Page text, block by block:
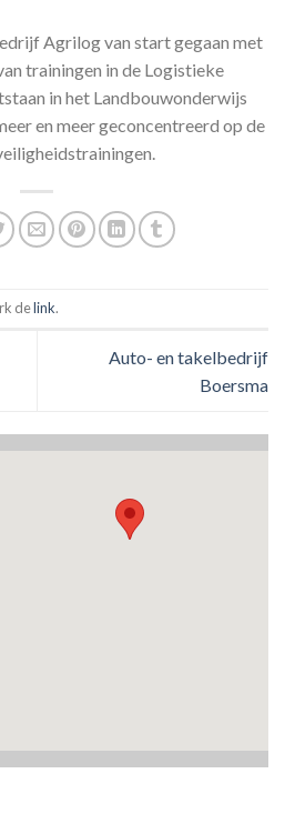
Agrilog van start gegaan met
trainingen in de Logistieke
in het Landbouwonderwijs
en meer geconcentreerd op de
delink.
Auto- en takelbedrijf
Boersma